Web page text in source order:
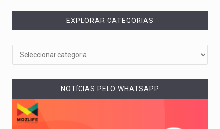
EXPLORAR CATEGORIAS
NOTÍCIAS PELO WHATSAPP